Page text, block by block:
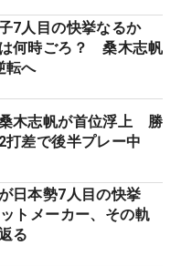
7人目の快挙なるか
何時ごろ？ 桑木志帆
転へ
木志帆が首位浮上 勝
打差で後半プレー中
日本勢7人目の快挙
トメーカー、その軌
る